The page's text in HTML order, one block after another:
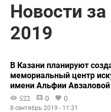
Новости
2019
В Казани планируют
мемориальный центр
имени Альфии Авзаловой
522
0 0
8 сентябрь 2019 - 11:31